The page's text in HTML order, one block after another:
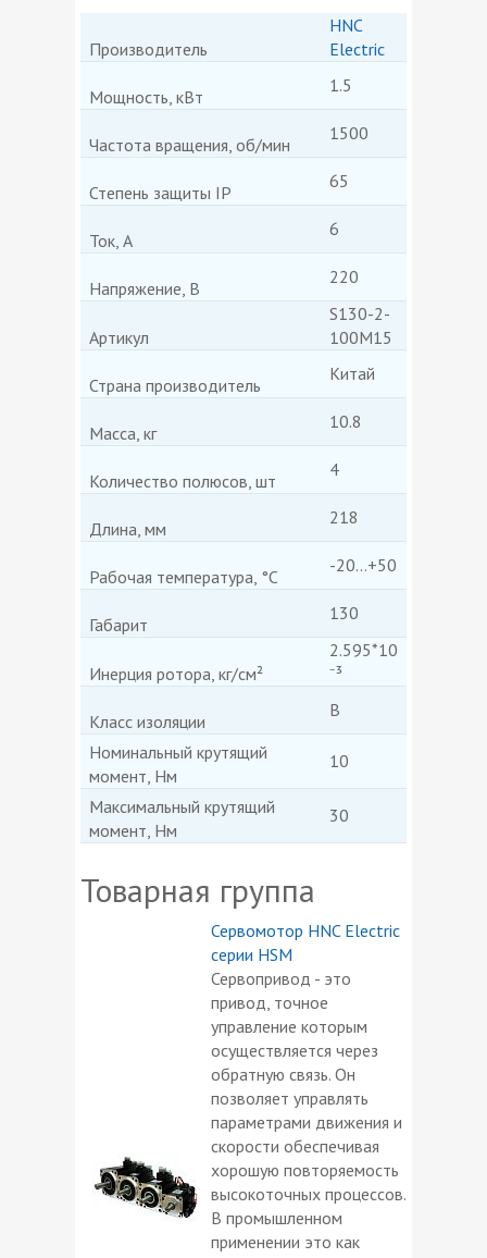
Производитель
HNC
Electric
Мощность, кВт
1.5
Частота вращения, об/мин
1500
Степень защиты IP
65
Ток, А
6
Напряжение, В
220
Артикул
S130-2-
100M15
Страна производитель
Китай
Масса, кг
10.8
Количество полюсов, шт
4
Длина, мм
218
Рабочая температура, °C
-20...+50
Габарит
130
Инерция ротора, кг/см²
2.595*10
⁻³
Класс изоляции
B
Номинальный крутящий
момент, Нм
10
Максимальный крутящий
момент, Нм
30
Товарная группа
Сервомотор HNC Electric
серии HSM
Сервопривод - это
привод, точное
управление которым
осуществляется через
обратную связь. Он
позволяет управлять
параметрами движения и
скорости обеспечивая
хорошую повторяемость
высокоточных процессов.
В промышленном
применении это как